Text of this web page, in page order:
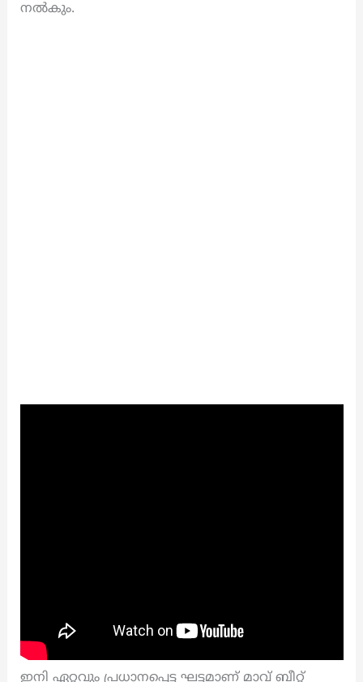
നൽകും.
ഇനി ഏറ്റവും പ്രധാനപ്പെട്ട ഘട്ടമാണ് മാവ് ബീറ്റ്